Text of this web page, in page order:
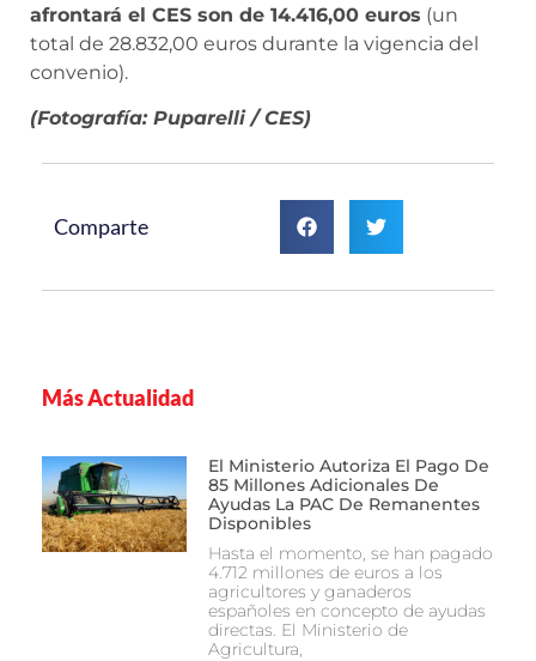
afrontará el CES son de 14.416,00 euros (un
total de 28.832,00 euros durante la vigencia del
convenio).
(Fotografía: Puparelli / CES)
Comparte
Más Actualidad
El Ministerio Autoriza El Pago De
85 Millones Adicionales De
Ayudas La PAC De Remanentes
Disponibles
Hasta el momento, se han pagado
4.712 millones de euros a los
agricultores y ganaderos
españoles en concepto de ayudas
directas. El Ministerio de
Agricultura,